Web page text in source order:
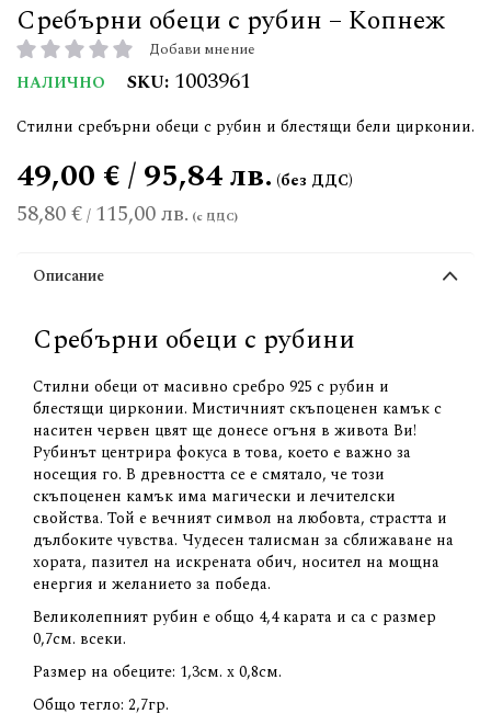
Сребърни обеци с рубин – Копнеж
рейтинг: Добави мнение
НАЛИЧНО SKU 1003961
Стилни сребърни обеци с рубин и блестящи бели цирконии.
58,80 €/ 115,00 лв.
49,00 € / 95,84 лв.
Описание
Сребърни обеци с рубини
Стилни обеци от масивно сребро 925 с рубин и
блестящи цирконии. Мистичният скъпоценен камък с
наситен червен цвят ще донесе огъня в живота Ви!
Рубинът центрира фокуса в това, което е важно за
носещия го. В древността се е смятало, че този
скъпоценен камък има магически и лечителски
свойства. Той е вечният символ на любовта, страстта и
дълбоките чувства. Чудесен талисман за сближаване на
хората, пазител на искрената обич, носител на мощна
енергия и желанието за победа.
Великолепният рубин е общо 4,4 карата и са с размер
0,7см. всеки.
Размер на обеците: 1,3см. х 0,8см.
Общо тегло: 2,7гр.